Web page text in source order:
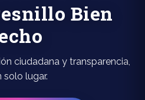
Bien
ciudadana y transparencia,
solo lugar.